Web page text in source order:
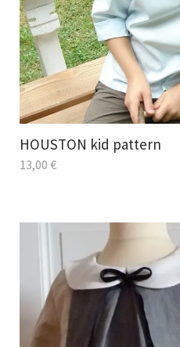
HOUSTON kid pattern
13,00 €